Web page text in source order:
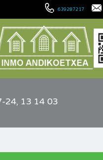
639287217
24, 13 14 03